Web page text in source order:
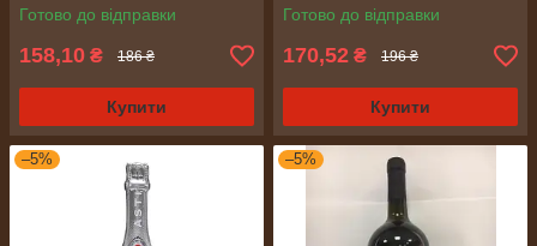
Готово до відправки
158,10 ₴ 186 ₴
Купити
Готово до відправки
170,52 ₴ 196 ₴
Купити
–5% –5%